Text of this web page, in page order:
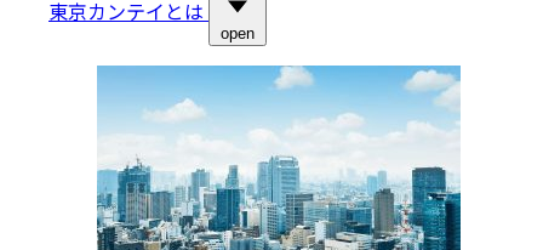
東京カンテイとは
open